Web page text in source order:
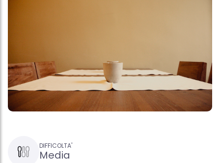
DIFFICOLTA'
Media